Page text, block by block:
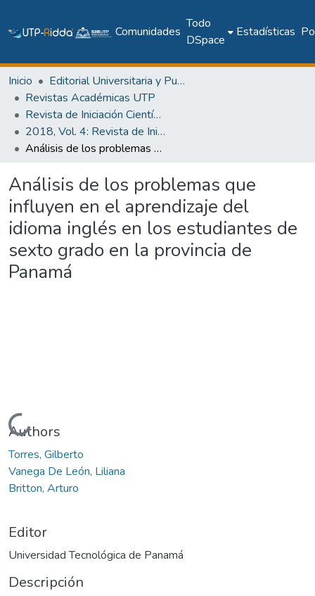
Comunidades
Todo
DSpace
Estadísticas
Inicio
Editorial Universitaria y Publicaciones Seriadas
Revistas Académicas UTP
Revista de Iniciación Científica
2018, Vol. 4: Revista de Iniciación Científica, Edición Especial
Análisis de los problemas que influyen en el aprendizaje del idioma inglés en los estudiantes de sexto grado en la provincia de Panamá
Análisis de los problemas que
influyen en el aprendizaje del
idioma inglés en los estudiantes de
sexto grado en la provincia de
Panamá
Cargando...
Authors
Torres, Gilberto
Vanega De León, Liliana
Britton, Arturo
Editor
Universidad Tecnológica de Panamá
Descripción